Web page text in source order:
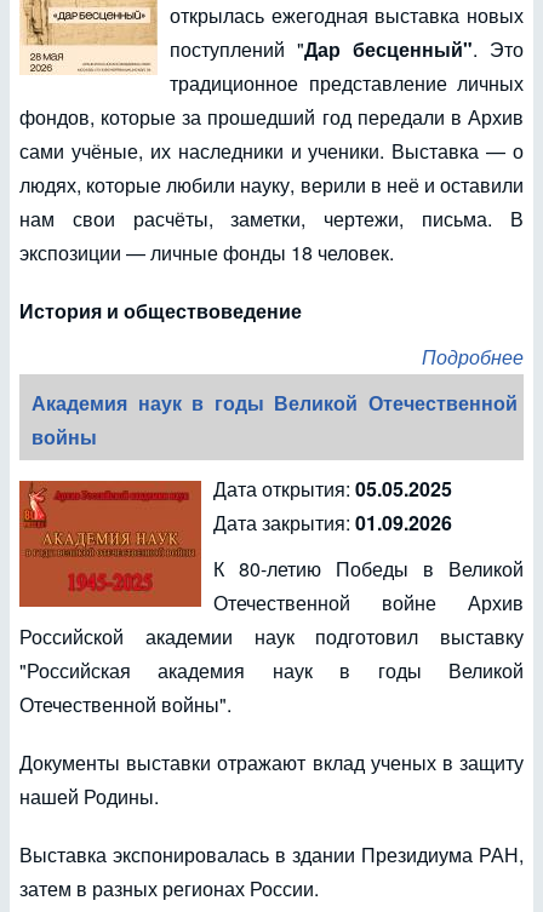
открылась ежегодная выставка новых
поступлений "Дар бесценный". Это
традиционное представление личных
фондов, которые за прошедший год передали в Архив
сами учёные, их наследники и ученики. Выставка — о
людях, которые любили науку, верили в неё и оставили
нам свои расчёты, заметки, чертежи, письма. В
экспозиции — личные фонды 18 человек.
История и обществоведение
Подробнее
Академия наук в годы Великой Отечественной
войны
Дата открытия: 05.05.2025
Дата закрытия: 01.09.2026
К 80-летию Победы в Великой
Отечественной войне Архив
Российской академии наук подготовил выставку
"Российская академия наук в годы Великой
Отечественной войны".
Документы выставки отражают вклад ученых в защиту
нашей Родины.
Выставка экспонировалась в здании Президиума РАН,
затем в разных регионах России.